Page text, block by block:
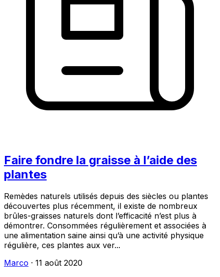
Faire fondre la graisse à l’aide des
plantes
Remèdes naturels utilisés depuis des siècles ou plantes
découvertes plus récemment, il existe de nombreux
brûles-graisses naturels dont l’efficacité n’est plus à
démontrer. Consommées régulièrement et associées à
une alimentation saine ainsi qu’à une activité physique
régulière, ces plantes aux ver...
Marco · 11 août 2020